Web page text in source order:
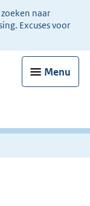
naar
Excuses voor
Menu